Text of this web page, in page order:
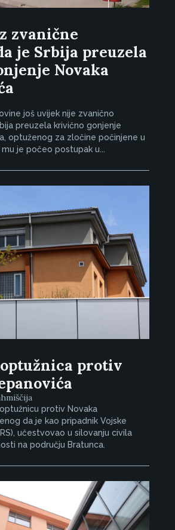
zvanične
je Srbija preuzela
Novaka
još uvijek nije zvanično
preuzela krivično gonjenje
optuženog za zločine počinjene u
je počeo postupak u...
protiv
protiv Novaka
da je kao pripadnik Vojske
učestvovao u silovanju civila
na području Bratunca.